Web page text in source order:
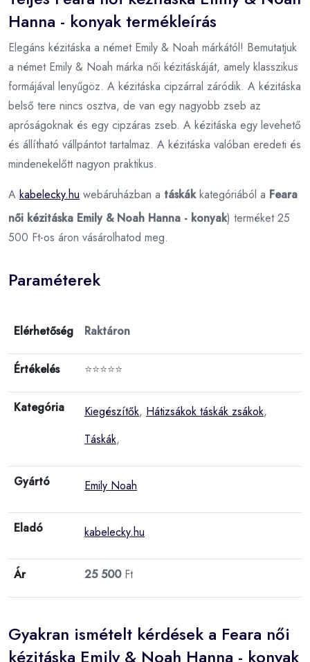
Hanna - konyak termékleírás
Elegáns kézitáska a német Emily & Noah márkától! Bemutatjuk
a német Emily & Noah márka női kézitáskáját, amely klasszikus
formájával lenyűgöz. A kézitáska cipzárral záródik. A kézitáska
belső tere nincs osztva, de van egy nagyobb zseb az
apróságoknak és egy cipzáras zseb. A kézitáska egy levehető
és állítható vállpántot tartalmaz. A kézitáska valóban eredeti és
mindenekelőtt nagyon praktikus.
A kabelecky.hu webáruházban a táskákkategóriából a Feara
női kézitáska Emily & Noah Hanna - konyak) terméket 25
500 Ft-os áron vásárolhatod meg.
Paraméterek
Elérhetőség Raktáron
Értékelés ⭐⭐⭐⭐⭐
Kategória Kiegészítők, Hátizsákok táskák zsákok,
Táskák,
Gyártó Emily Noah
Eladó kabelecky.hu
Ár 25 500Ft
Gyakran ismételt kérdések a Feara női
kézitáska Emily & Noah Hanna - konyak